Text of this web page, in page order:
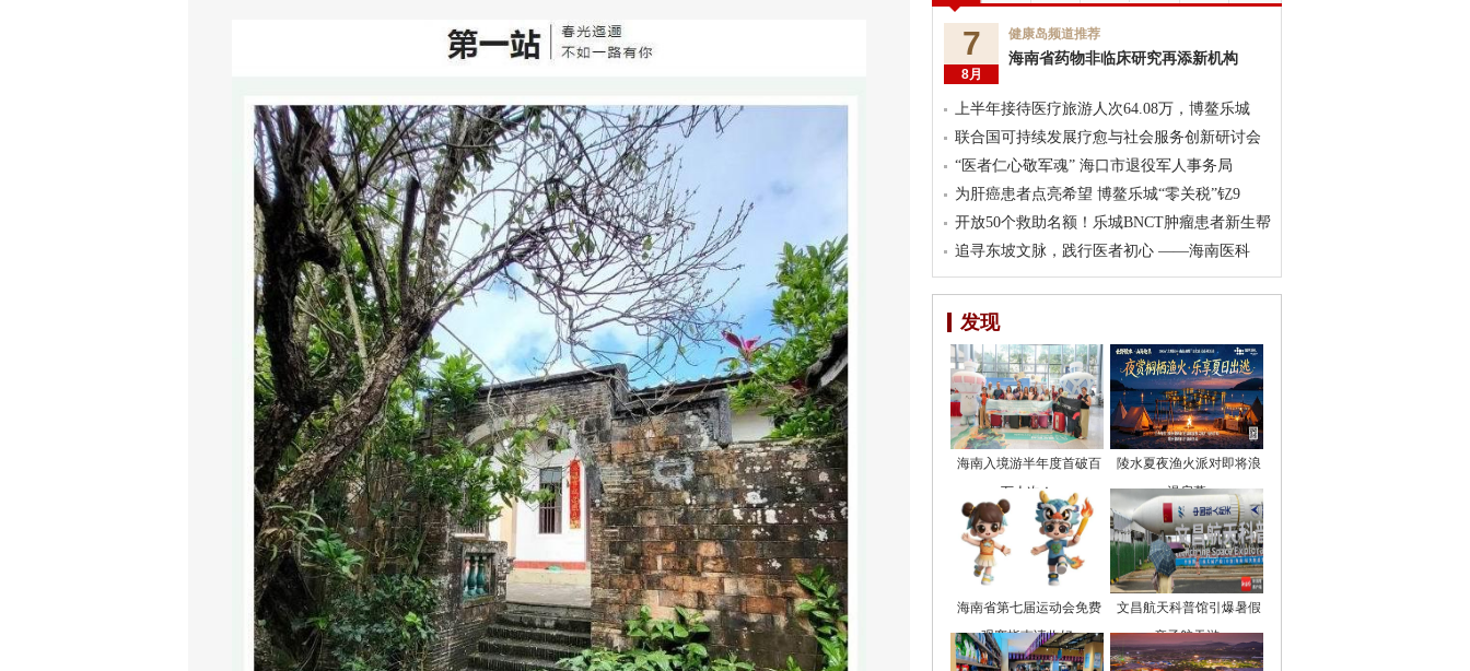
7
8月
健康岛频道推荐
海南省药物非临床研究再添新机构
上半年接待医疗旅游人次64.08万，博鳌乐城
联合国可持续发展疗愈与社会服务创新研讨会
“医者仁心敬军魂” 海口市退役军人事务局
为肝癌患者点亮希望 博鳌乐城“零关税”钇9
开放50个救助名额！乐城BNCT肿瘤患者新生帮
追寻东坡文脉，践行医者初心 ——海南医科
发现
海南入境游半年度首破百
万人次！
陵水夏夜渔火派对即将浪
漫启幕
海南省第七届运动会免费
观赛指南请收好
文昌航天科普馆引爆暑假
亲子航天游